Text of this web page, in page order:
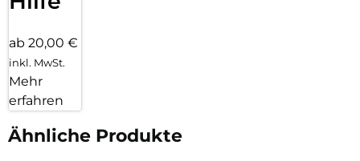
ab 20,00 €
inkl. MwSt.
Mehr
erfahren
Ähnliche Produkte